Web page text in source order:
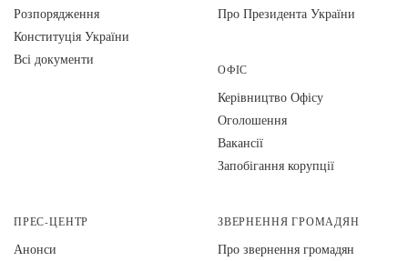
Розпорядження
Конституція України
Всі документи
Про Президента України
ОФІС
Керівництво Офісу
Оголошення
Вакансії
Запобігання корупції
ПРЕС-ЦЕНТР
Анонси
ЗВЕРНЕННЯ ГРОМАДЯН
Про звернення громадян